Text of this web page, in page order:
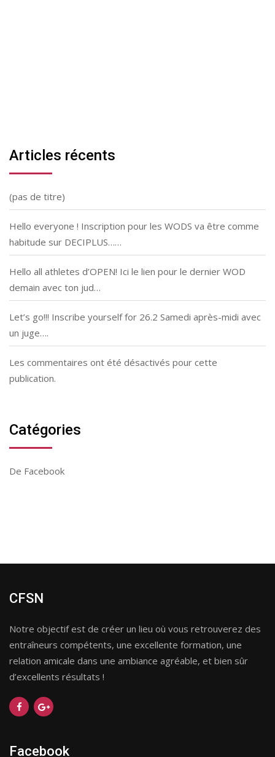
Articles récents
(pas de titre)
Hello everyone ! Inscription pour les WODS va être comme
habitude sur DECIPLUS……
Hello all athletes d’OPEN! Ici le lien pour le dernier WOD
demain avec ton jud…
Let’s go!!! Inscribe yourself for 26.2 Samedi après-midi avec
un juge….
Les commentaires ont été désactivés pour cette
publication.
Catégories
De Facebook
CFSN
Notre objectif est de créer un lieu où vous retrouverez des
entraîneurs compétents, une excellente formation, une
relation amicale dans une ambiance agréable, et bien sûr
d’excellents résultats !
Facebook